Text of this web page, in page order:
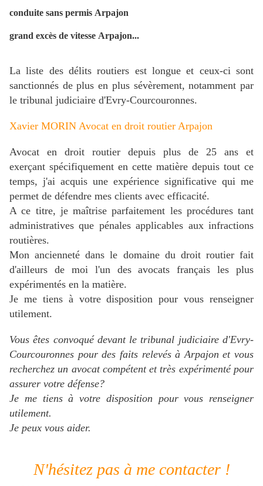
conduite sans permis Arpajon
grand excès de vitesse Arpajon...
La liste des délits routiers est longue et ceux-ci sont
sanctionnés de plus en plus sévèrement, notamment par
le tribunal judiciaire d'Evry-Courcouronnes.
Xavier MORIN Avocat en droit routier Arpajon
Avocat en droit routier depuis plus de 25 ans et
exerçant spécifiquement en cette matière depuis tout ce
temps, j'ai acquis une expérience significative qui me
permet de défendre mes clients avec efficacité.
A ce titre, je maîtrise parfaitement les procédures tant
administratives que pénales applicables aux infractions
routières.
Mon ancienneté dans le domaine du droit routier fait
d'ailleurs de moi l'un des avocats français les plus
expérimentés en la matière.
Je me tiens à votre disposition pour vous renseigner
utilement.
Vous êtes convoqué devant le tribunal judiciaire d'Evry-
Courcouronnes pour des faits relevés à Arpajon et vous
recherchez un avocat compétent et très expérimenté pour
assurer votre défense?
Je me tiens à votre disposition pour vous renseigner
utilement.
Je peux vous aider.
N'hésitez pas à me contacter !